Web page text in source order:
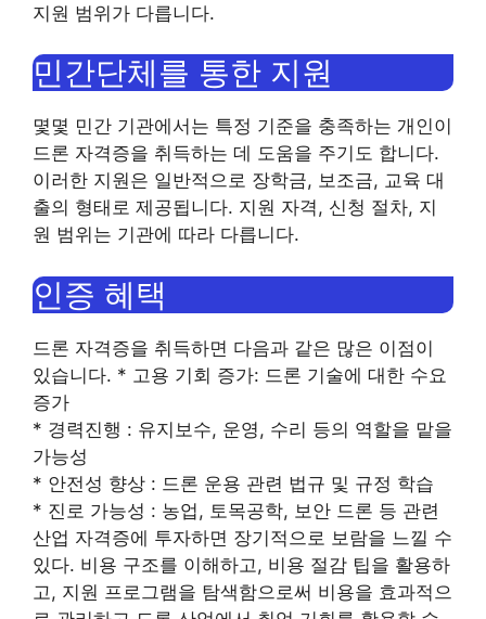
지원 범위가 다릅니다.
민간단체를 통한 지원
몇몇 민간 기관에서는 특정 기준을 충족하는 개인이
드론 자격증을 취득하는 데 도움을 주기도 합니다.
이러한 지원은 일반적으로 장학금, 보조금, 교육 대
출의 형태로 제공됩니다. 지원 자격, 신청 절차, 지
원 범위는 기관에 따라 다릅니다.
인증 혜택
드론 자격증을 취득하면 다음과 같은 많은 이점이
있습니다. * 고용 기회 증가: 드론 기술에 대한 수요
증가
* 경력진행 : 유지보수, 운영, 수리 등의 역할을 맡을
가능성
* 안전성 향상 : 드론 운용 관련 법규 및 규정 학습
* 진로 가능성 : 농업, 토목공학, 보안 드론 등 관련
산업 자격증에 투자하면 장기적으로 보람을 느낄 수
있다. 비용 구조를 이해하고, 비용 절감 팁을 활용하
고, 지원 프로그램을 탐색함으로써 비용을 효과적으